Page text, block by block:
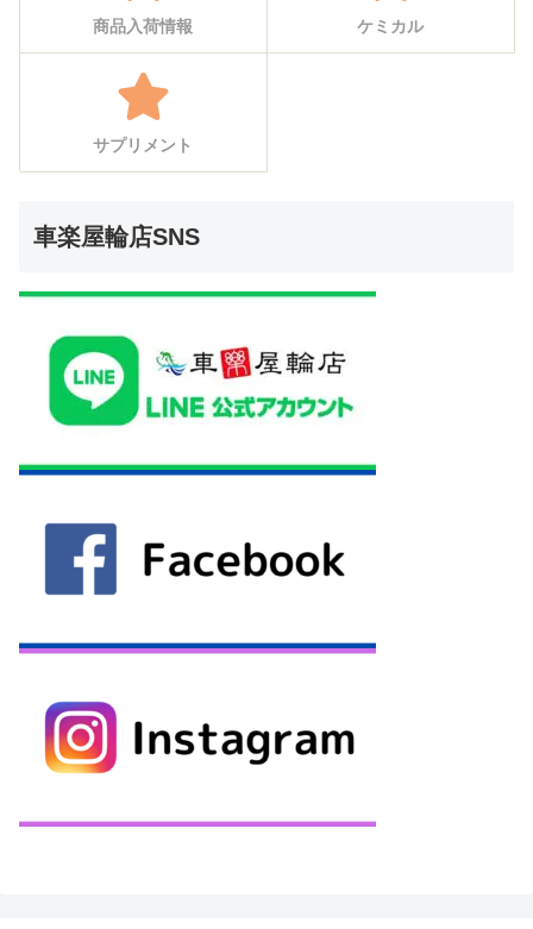
商品入荷情報 ケミカル
サプリメント
車楽屋輪店SNS